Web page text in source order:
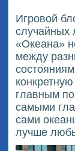
Игровой
случайных
«Океана»
между
главным
самыми
сами
лучше